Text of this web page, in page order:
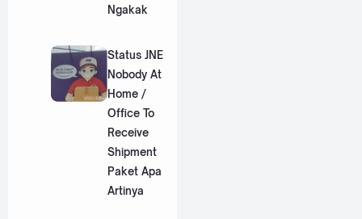
Ngakak
Status JNE
Nobody At
Home /
Office To
Receive
Shipment
Paket Apa
Artinya